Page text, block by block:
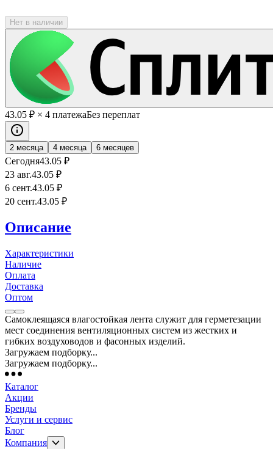
Нет в наличии
43.05 ₽ × 4 платежаБез переплат
2 месяца 4 месяца 6 месяцев
Сегодня43.05 ₽
23 авг.43.05 ₽
6 сент.43.05 ₽
20 сент.43.05 ₽
Описание
Характеристики
Наличие
Оплата
Доставка
Оптом
Самоклеящаяся влагостойкая лента служит для герметезации
мест соединения вентиляционных систем из жестких и
гибких воздуховодов и фасонных изделий.
Загружаем подборку...
Загружаем подборку...
Каталог
Акции
Бренды
Услуги и сервис
Блог
Компания